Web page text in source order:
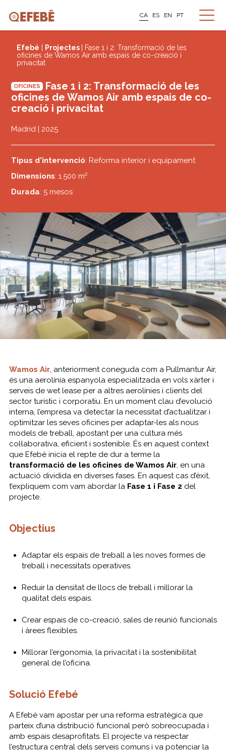
CA ES EN PT
Efebé Projectes
| Fase 1 i 2: Transformació de les
oficines de Wamos Air amb espais de co-creació i
privacitat
OFICINES
Fase 1 i 2: Transformació de les
oficines de Wamos Air amb espais de co-
creació i privacitat
Madrid | 2025
Tipus d'intervenció: Reforma interior i equipament
Dimensions: 1.500 m²
Durada: 5 mesos
Wamos Air, anteriorment coneguda com a Pullmantur Air,
és una aerolínia espanyola especialitzada en vols xàrter i
serveis de wet leaseper a altres aerolínies i clients del
sector turístic i corporatiu. En un moment clau d’evolució
interna, l’empresa va detectar la necessitat d’actualitzar i
optimitzar les seves oficines per adaptar-les als nous
models de treball, apostant per una cultura més
col·laborativa, eficient i sostenible. És en aquest context
que Efebé inicia el repte de dur a terme la
transformació de les oficines de Wamos Air, en una
actuació dividida en diverses fases. En aquest cas d’èxit,
t’expliquem com vam abordar la Fase 1 i Fase 2 del
projecte.
Objectius
Adaptar els espais de treball a les noves formes de
treball i necessitats operatives.
Reduir la densitat de llocs de treball i millorar la
qualitat dels espais.
Crear espais de co-creació, sales de reunió funcionals
i àrees flexibles.
Millorar l’ergonomia, la privacitat i la sostenibilitat
general de l’oficina.
Solució Efebé
A Efebé vam apostar per una reforma estratègica que
parteix d’una distribució funcional però sobreocupada i
amb espais desaprofitats. El projecte va respectar
l’estructura central dels serveis comuns i va potenciar la